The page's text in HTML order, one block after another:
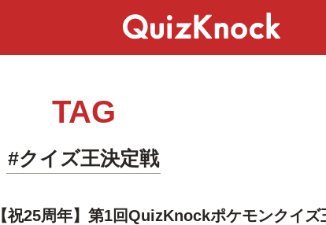
TAG
#クイズ王決定戦
【祝25周年】第1回QuizKnockポケモンクイズ